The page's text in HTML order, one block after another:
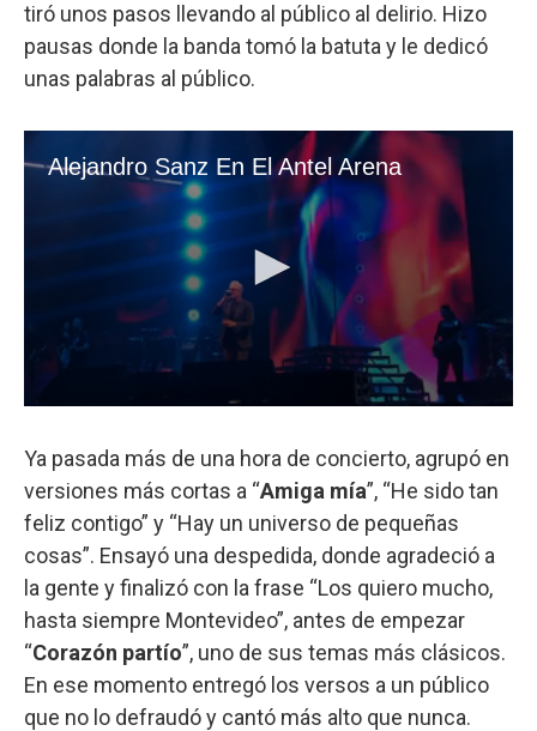
tiró unos pasos llevando al público al delirio. Hizo
pausas donde la banda tomó la batuta y le dedicó
unas palabras al público.
Ya pasada más de una hora de concierto, agrupó en
versiones más cortas a “Amiga mía”, “He sido tan
feliz contigo” y “Hay un universo de pequeñas
cosas”. Ensayó una despedida, donde agradeció a
la gente y finalizó con la frase “Los quiero mucho,
hasta siempre Montevideo”, antes de empezar
“Corazón partío”, uno de sus temas más clásicos.
En ese momento entregó los versos a un público
que no lo defraudó y cantó más alto que nunca.